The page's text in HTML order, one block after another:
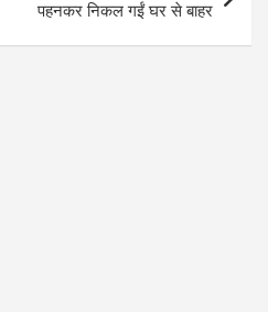
पहनकर निकल गईं घर से बाहर